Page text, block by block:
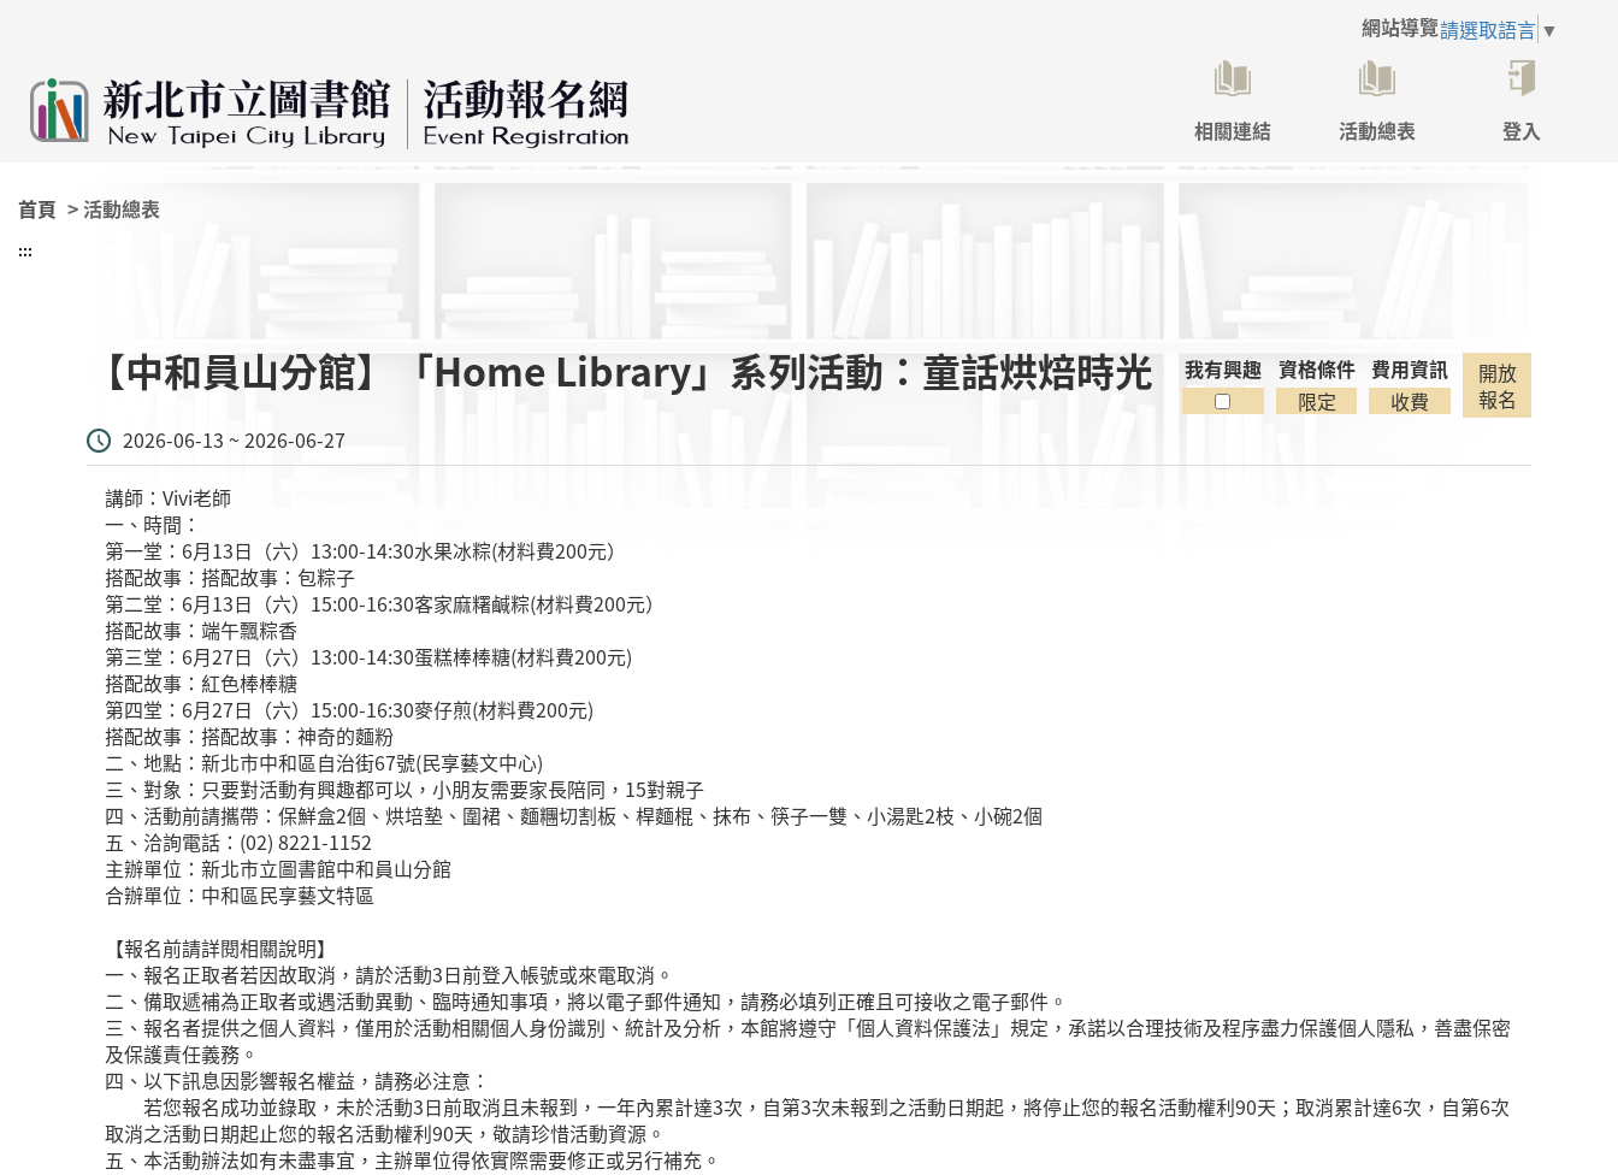
網站導覽請選取語言 ▼
相關連結
活動總表
跳
視
登入
首頁 > 活動總表
:::
【中和員山分館】「Home Library」系列活動：童話烘焙時光
2026-06-13 ~ 2026-06-27
我有興趣 資格條件
限定
費用資訊
收費
開放
報名
講師：Vivi老師
一、時間：
第一堂：6月13日（六）13:00-14:30水果冰粽(材料費200元）
搭配故事：搭配故事：包粽子
第二堂：6月13日（六）15:00-16:30客家麻糬鹹粽(材料費200元）
搭配故事：端午飄粽香
第三堂：6月27日（六）13:00-14:30蛋糕棒棒糖(材料費200元)
搭配故事：紅色棒棒糖
第四堂：6月27日（六）15:00-16:30麥仔煎(材料費200元)
搭配故事：搭配故事：神奇的麵粉
二、地點：新北市中和區自治街67號(民享藝文中心)
三、對象：只要對活動有興趣都可以，小朋友需要家長陪同，15對親子
四、活動前請攜帶：保鮮盒2個、烘培墊、圍裙、麵糰切割板、桿麵棍、抹布、筷子一雙、小湯匙2枝、小碗2個
五、洽詢電話：(02) 8221-1152
主辦單位：新北市立圖書館中和員山分館
合辦單位：中和區民享藝文特區
【報名前請詳閱相關說明】
一、報名正取者若因故取消，請於活動3日前登入帳號或來電取消。
二、備取遞補為正取者或遇活動異動、臨時通知事項，將以電子郵件通知，請務必填列正確且可接收之電子郵件。
三、報名者提供之個人資料，僅用於活動相關個人身份識別、統計及分析，本館將遵守「個人資料保護法」規定，承諾以合理技術及程序盡力保護個人隱私，善盡保密
及保護責任義務。
四、以下訊息因影響報名權益，請務必注意：
若您報名成功並錄取，未於活動3日前取消且未報到，一年內累計達3次，自第3次未報到之活動日期起，將停止您的報名活動權利90天；取消累計達6次，自第6次
取消之活動日期起止您的報名活動權利90天，敬請珍惜活動資源。
五、本活動辦法如有未盡事宜，主辦單位得依實際需要修正或另行補充。